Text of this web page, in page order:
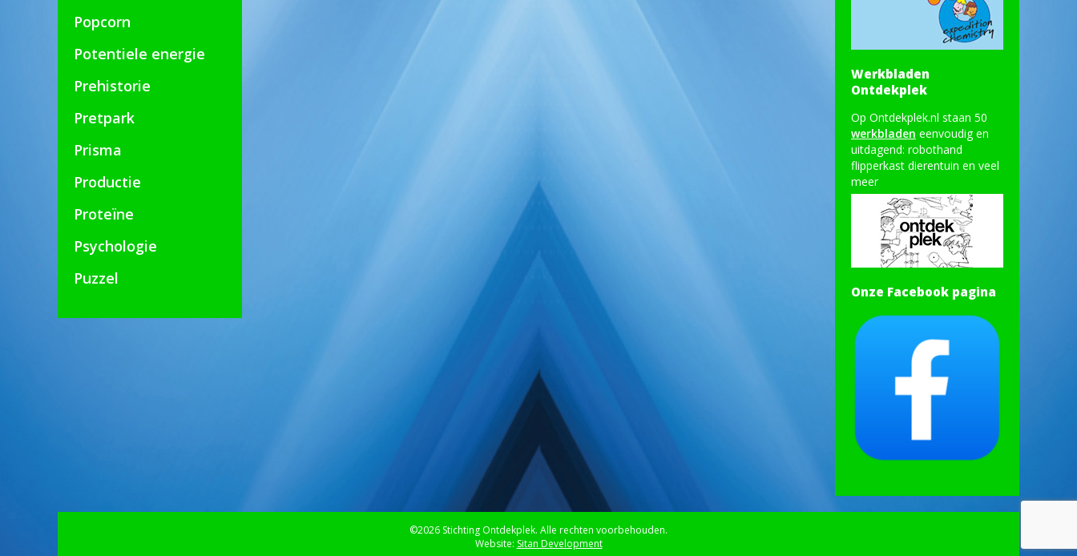
Popcorn
Potentiele energie
Prehistorie
Pretpark
Prisma
Productie
Proteïne
Psychologie
Puzzel
Werkbladen
Ontdekplek
Op Ontdekplek.nl staan 50
werkbladen eenvoudig en
uitdagend: robothand
flipperkast dierentuin en veel
meer
Onze Facebook pagina
©2026 Stichting Ontdekplek. Alle rechten voorbehouden.
Website: Sitan Development